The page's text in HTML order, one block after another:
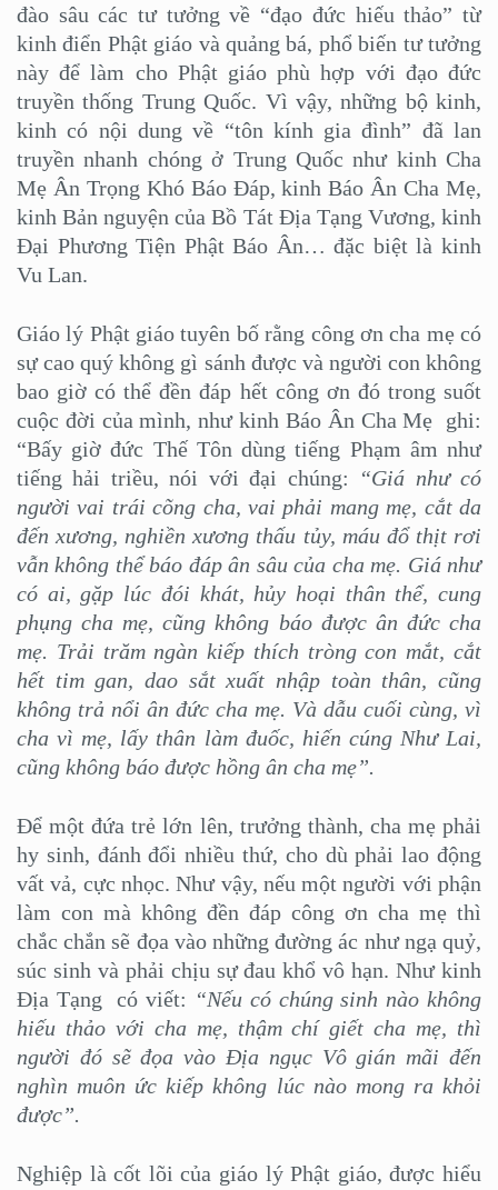
đào sâu các tư tưởng về “đạo đức hiếu thảo” từ
kinh điển Phật giáo và quảng bá, phổ biến tư tưởng
này để làm cho Phật giáo phù hợp với đạo đức
truyền thống Trung Quốc. Vì vậy, những bộ kinh,
kinh có nội dung về “tôn kính gia đình” đã lan
truyền nhanh chóng ở Trung Quốc như kinh Cha
Mẹ Ân Trọng Khó Báo Đáp, kinh Báo Ân Cha Mẹ,
kinh Bản nguyện của Bồ Tát Địa Tạng Vương, kinh
Đại Phương Tiện Phật Báo Ân… đặc biệt là kinh
Vu Lan.
Giáo lý Phật giáo tuyên bố rằng công ơn cha mẹ có
sự cao quý không gì sánh được và người con không
bao giờ có thể đền đáp hết công ơn đó trong suốt
cuộc đời của mình, như kinh Báo Ân Cha Mẹ ghi:
“Bấy giờ đức Thế Tôn dùng tiếng Phạm âm như
tiếng hải triều, nói với đại chúng:
“Giá như có
người vai trái cõng cha, vai phải mang mẹ, cắt da
đến xương, nghiền xương thấu tủy, máu đổ thịt rơi
vẫn không thể báo đáp ân sâu của cha mẹ. Giá như
có ai, gặp lúc đói khát, hủy hoại thân thể, cung
phụng cha mẹ, cũng không báo được ân đức cha
mẹ. Trải trăm ngàn kiếp thích tròng con mắt, cắt
hết tim gan, dao sắt xuất nhập toàn thân, cũng
không trả nổi ân đức cha mẹ. Và dẫu cuối cùng, vì
cha vì mẹ, lấy thân làm đuốc, hiến cúng Như Lai,
cũng không báo được hồng ân cha mẹ”.
Để một đứa trẻ lớn lên, trưởng thành, cha mẹ phải
hy sinh, đánh đổi nhiều thứ, cho dù phải lao động
vất vả, cực nhọc. Như vậy, nếu một người với phận
làm con mà không đền đáp công ơn cha mẹ thì
chắc chắn sẽ đọa vào những đường ác như ngạ quỷ,
súc sinh và phải chịu sự đau khổ vô hạn. Như kinh
Địa Tạng có viết: “Nếu có chúng sinh nào không
hiếu thảo với cha mẹ, thậm chí giết cha mẹ, thì
người đó sẽ đọa vào Địa ngục Vô gián mãi đến
nghìn muôn ức kiếp không lúc nào mong ra khỏi
được”.
Nghiệp là cốt lõi của giáo lý Phật giáo, được hiểu